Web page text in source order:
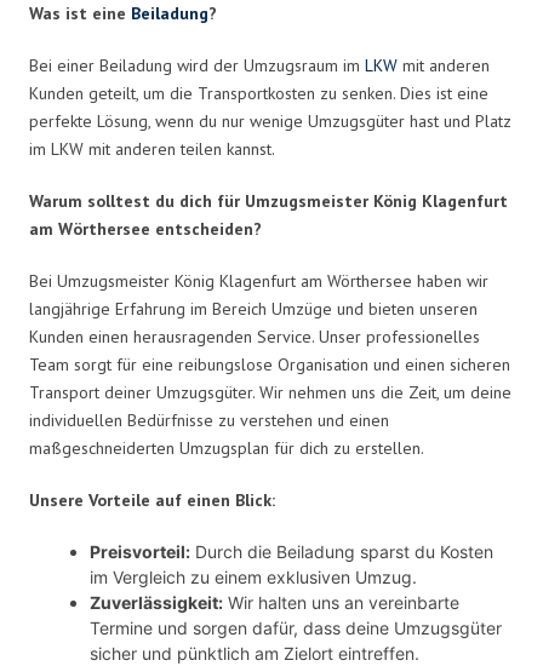
Was ist eine Beiladung?
Bei einer Beiladung wird der Umzugsraum im LKW mit anderen
Kunden geteilt, um die Transportkosten zu senken. Dies ist eine
perfekte Lösung, wenn du nur wenige Umzugsgüter hast und Platz
im LKW mit anderen teilen kannst.
Warum solltest du dich für Umzugsmeister König Klagenfurt
am Wörthersee entscheiden?
Bei Umzugsmeister König Klagenfurt am Wörthersee haben wir
langjährige Erfahrung im Bereich Umzüge und bieten unseren
Kunden einen herausragenden Service. Unser professionelles
Team sorgt für eine reibungslose Organisation und einen sicheren
Transport deiner Umzugsgüter. Wir nehmen uns die Zeit, um deine
individuellen Bedürfnisse zu verstehen und einen
maßgeschneiderten Umzugsplan für dich zu erstellen.
Unsere Vorteile auf einen Blick:
Preisvorteil: Durch die Beiladung sparst du Kosten
im Vergleich zu einem exklusiven Umzug.
Zuverlässigkeit: Wir halten uns an vereinbarte
Termine und sorgen dafür, dass deine Umzugsgüter
sicher und pünktlich am Zielort eintreffen.